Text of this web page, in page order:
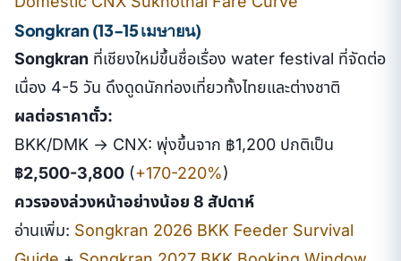
Songkran (13-15 เมษายน)
Songkran ที่เชียงใหม่ขึ้นชื่อเรื่อง water festival ที่จัดต่อ
เนื่อง 4-5 วัน ดึงดูดนักท่องเที่ยวทั้งไทยและต่างชาติ
ผลต่อราคาตั๋ว:
BKK/DMK → CNX: พุ่งขึ้นจาก ฿1,200 ปกติเป็น
฿2,500-3,800 (+170-220%)
ควรจองล่วงหน้าอย่างน้อย 8 สัปดาห์
อ่านเพิ่ม: Songkran 2026 BKK Feeder Survival